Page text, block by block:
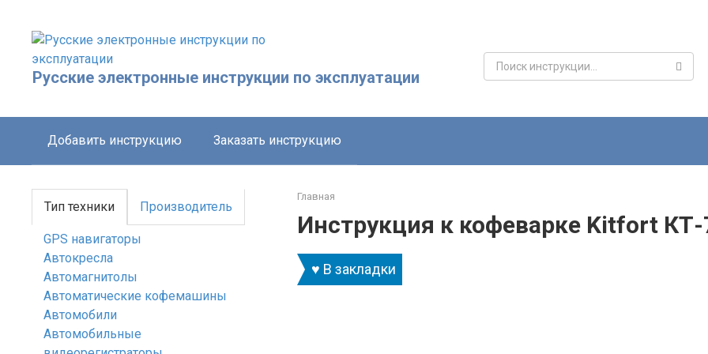
контенту
Русские электронные инструкции по эксплуатации
Поиск:
Добавить инструкцию Заказать инструкцию
Главная
Инструкция к кофеварке Kitfort
♥ В закладки
Тип техники Производитель
GPS навигаторы
Автокресла
Автомагнитолы
Автоматические кофемашины
Автомобили
Автомобильные